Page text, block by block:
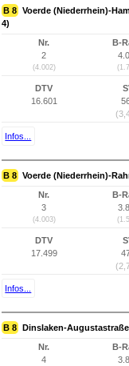
B 8 Voerde (Niederrhein)-
4)
Nr.
2
(4.002)
B-
DTV
16.601
Infos...
B 8 Voerde (Niederrhein)-
Nr.
3
(4.003)
B-
DTV
17.499
Infos...
B 8 Dinslaken-
Nr.
4
B-